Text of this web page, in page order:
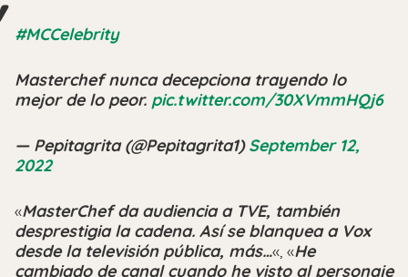
#MCCelebrity
Masterchef nunca decepciona trayendo lo
mejor de lo peor. pic.twitter.com/30XVmmHQj6
— Pepitagrita (@Pepitagrita1)September 12,
2022
«MasterChef da audiencia a TVE, también
desprestigia la cadena. Así se blanquea a Vox
desde la televisión pública, más…«, «He
cambiado de canal cuando he visto al personaje